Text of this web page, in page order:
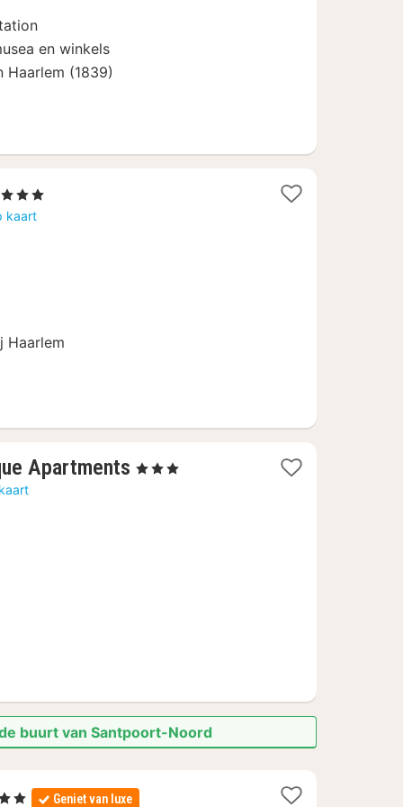
en winkels
Haarlem (1839)
kaart
Haarlem
Apartments 1
, 3 Sterren
buurt van Santpoort-Noord
Geniet van luxe